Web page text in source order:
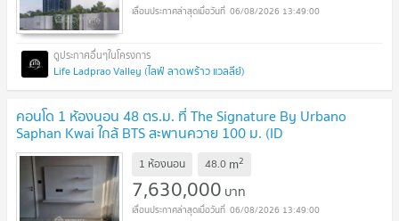
06/08/2026 13:49:00
Life Ladprao Valley (ไลฟ์ ลาดพร้าว แวลลีย์)
คอนโด 1 ห้องนอน 48 ตร.ม. ที่ The Signature By Urbano
Saphan Kwai ใกล้ BTS สะพานควาย 100 ม. (ID
2741238)
1 ห้องนอน 48.0 m2
7,630,000 บาท
06/08/2026 13:49:00